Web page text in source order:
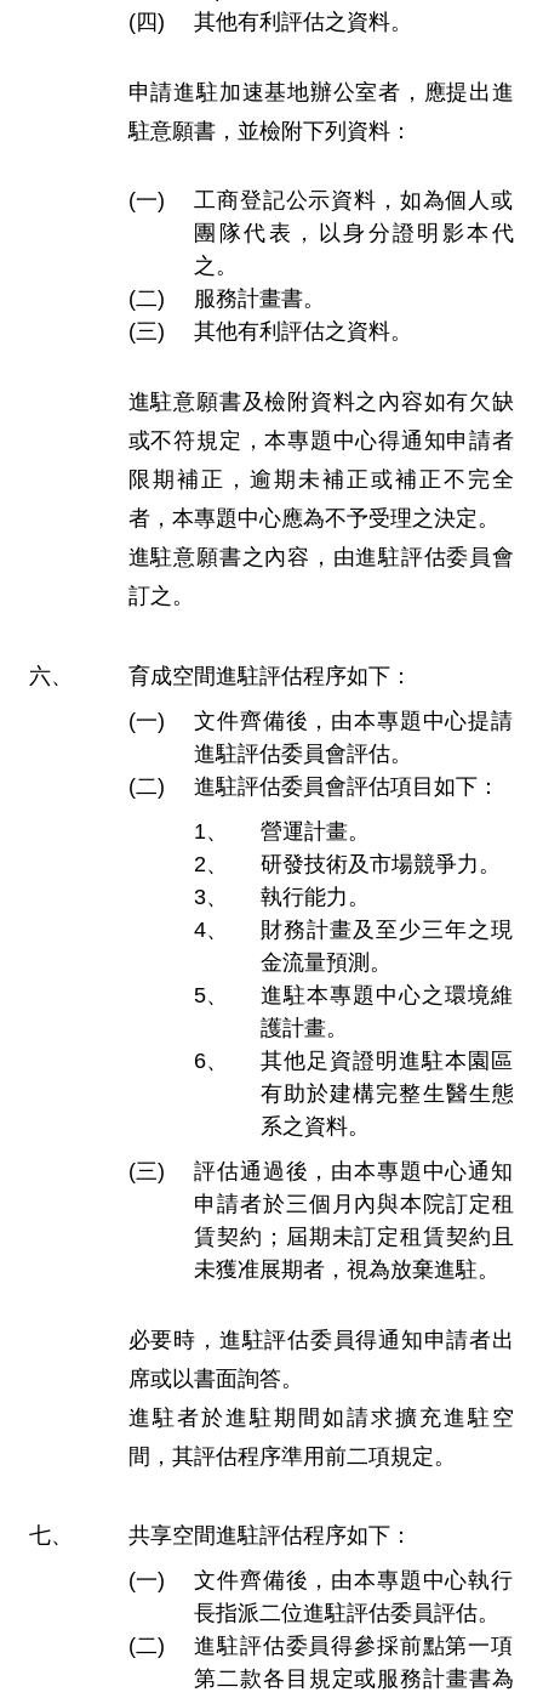
其他有利評估之資料。
申請進駐加速基地辦公室者，應提出進
駐意願書，並檢附下列資料：
工商登記公示資料，如為個人或
團隊代表，以身分證明影本代
之。
服務計畫書。
其他有利評估之資料。
進駐意願書及檢附資料之內容如有欠缺
或不符規定，本專題中心得通知申請者
限期補正，逾期未補正或補正不完全
者，本專題中心應為不予受理之決定。
進駐意願書之內容，由進駐評估委員會
訂之。
育成空間進駐評估程序如下：
文件齊備後，由本專題中心提請
進駐評估委員會評估。
進駐評估委員會評估項目如下：
營運計畫。
研發技術及市場競爭力。
執行能力。
財務計畫及至少三年之現
金流量預測。
進駐本專題中心之環境維
護計畫。
其他足資證明進駐本園區
有助於建構完整生醫生態
系之資料。
評估通過後，由本專題中心通知
申請者於三個月內與本院訂定租
賃契約；屆期未訂定租賃契約且
未獲准展期者，視為放棄進駐。
必要時，進駐評估委員得通知申請者出
席或以書面詢答。
進駐者於進駐期間如請求擴充進駐空
間，其評估程序準用前二項規定。
共享空間進駐評估程序如下：
文件齊備後，由本專題中心執行
長指派二位進駐評估委員評估。
進駐評估委員得參採前點第一項
第二款各目規定或服務計畫書為